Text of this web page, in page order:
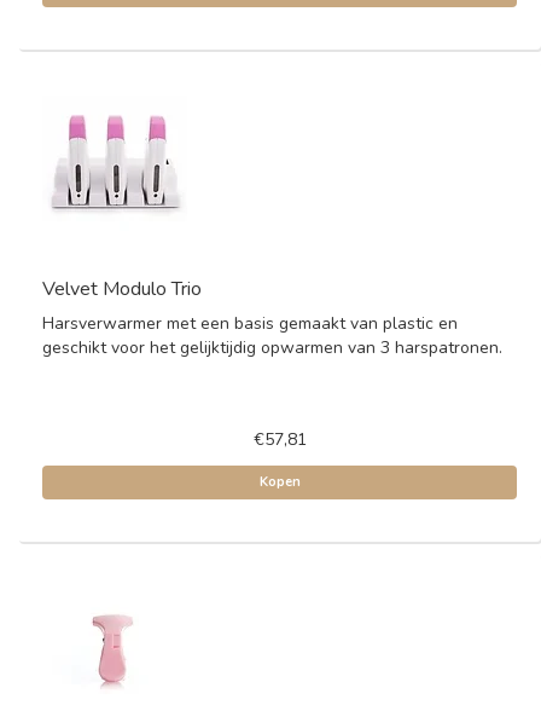
Velvet Modulo Trio
Harsverwarmer met een basis gemaakt van plastic en
geschikt voor het gelijktijdig opwarmen van 3 harspatronen.
€57,81
Kopen